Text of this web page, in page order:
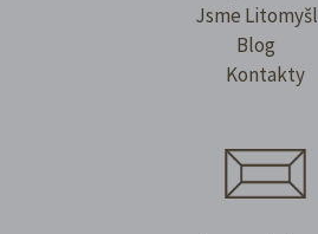
Jsme Litomyšl
Blog
Kontakty